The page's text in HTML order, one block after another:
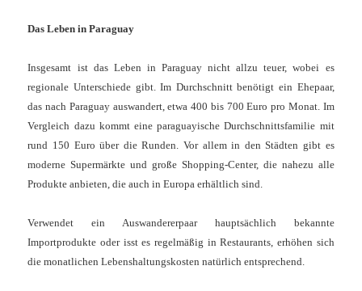
Das Leben in Paraguay
Insgesamt ist das Leben in Paraguay nicht allzu teuer, wobei es
regionale Unterschiede gibt. Im Durchschnitt benötigt ein Ehepaar,
das nach Paraguay auswandert, etwa 400 bis 700 Euro pro Monat. Im
Vergleich dazu kommt eine paraguayische Durchschnittsfamilie mit
rund 150 Euro über die Runden. Vor allem in den Städten gibt es
moderne Supermärkte und große Shopping-Center, die nahezu alle
Produkte anbieten, die auch in Europa erhältlich sind.
Verwendet ein Auswandererpaar hauptsächlich bekannte
Importprodukte oder isst es regelmäßig in Restaurants, erhöhen sich
die monatlichen Lebenshaltungskosten natürlich entsprechend.